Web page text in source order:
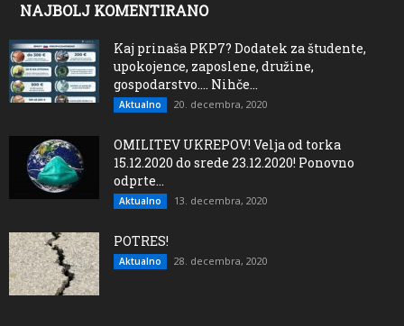
NAJBOLJ KOMENTIRANO
Kaj prinaša PKP7? Dodatek za študente,
upokojence, zaposlene, družine,
gospodarstvo…. Nihče...
Aktualno 20. decembra, 2020
OMILITEV UKREPOV! Velja od torka
15.12.2020 do srede 23.12.2020! Ponovno
odprte...
Aktualno 13. decembra, 2020
POTRES!
Aktualno 28. decembra, 2020